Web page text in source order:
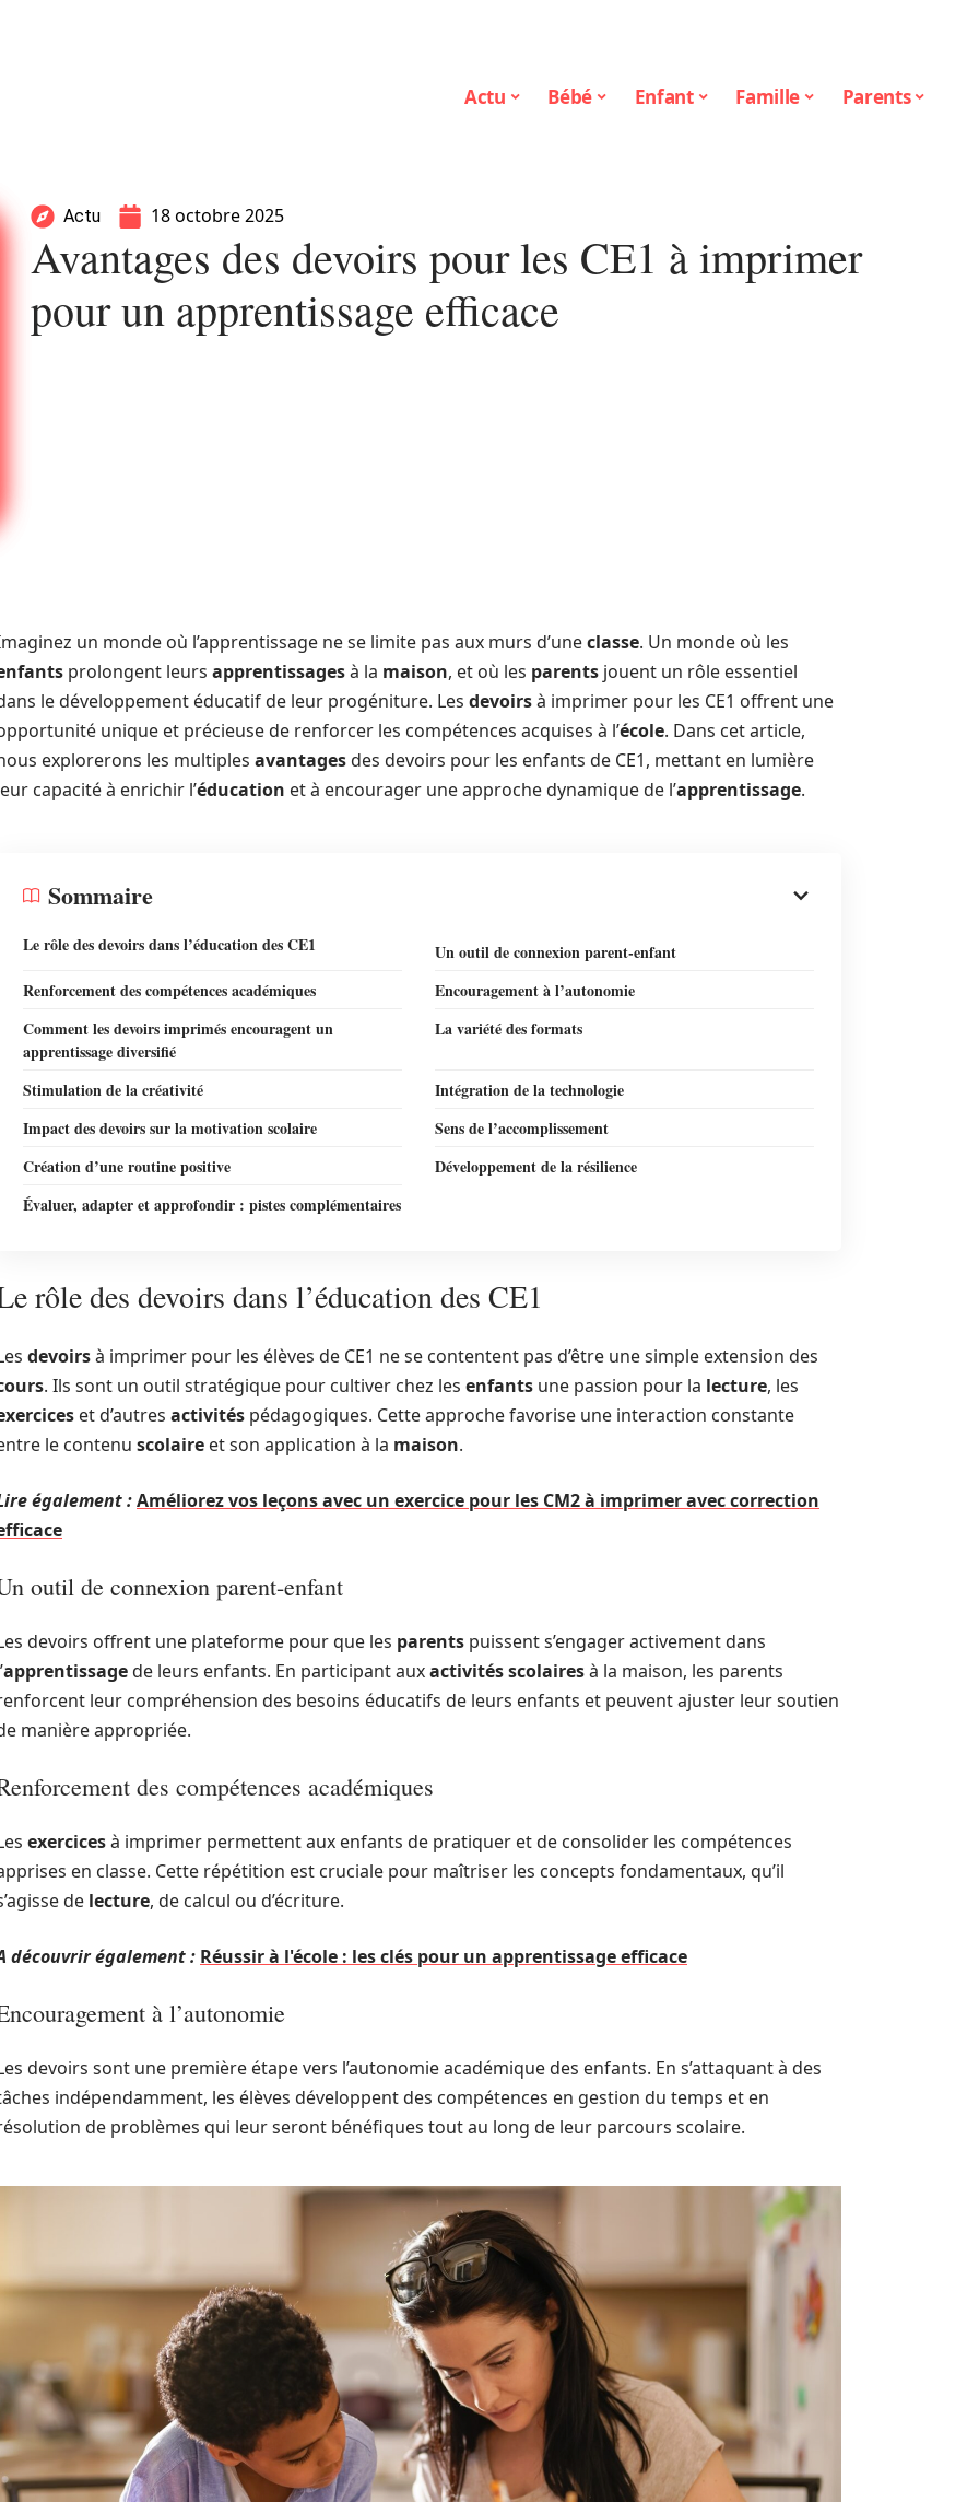
Actu Bébé Enfant Famille Parents
Actu 18 octobre 2025
Avantages des devoirs pour les CE1 à imprimer
pour un apprentissage efficace
un monde où l’apprentissage ne se limite pas aux murs d’uneclasse. Un monde où les
prolongent leurs apprentissagesà la maison, et où les parents jouent un rôle essentiel
le développement éducatif de leur progéniture. Les devoirsà imprimer pour les CE1 offrent une
unique et précieuse de renforcer les compétences acquises à l’école. Dans cet article,
explorerons les multiples avantagesdes devoirs pour les enfants de CE1, mettant en lumière
capacité à enrichir l’éducation et à encourager une approche dynamique de l’apprentissage.
Sommaire
Le rôle des devoirs dans l’éducation des CE1
Un outil de connexion parent-enfant
Renforcement des compétences académiques
Encouragement à l’autonomie
Comment les devoirs imprimés encouragent un
apprentissage diversifié
La variété des formats
Stimulation de la créativité
Intégration de la technologie
Impact des devoirs sur la motivation scolaire
Sens de l’accomplissement
Création d’une routine positive
Développement de la résilience
Évaluer, adapter et approfondir : pistes complémentaires
rôle des devoirs dans l’éducation des CE1
devoirsà imprimer pour les élèves de CE1 ne se contentent pas d’être une simple extension des
. Ils sont un outil stratégique pour cultiver chez les enfants une passion pour la lecture, les
et d’autres activités pédagogiques. Cette approche favorise une interaction constante
le contenu scolaire et son application à la maison.
également :Améliorez vos leçons avec un exercice pour les CM2 à imprimer avec correction
outil de connexion parent-enfant
devoirs offrent une plateforme pour que les parents puissent s’engager activement dans
apprentissagede leurs enfants. En participant auxactivités scolairesà la maison, les parents
leur compréhension des besoins éducatifs de leurs enfants et peuvent ajuster leur soutien
manière appropriée.
des compétences académiques
exercicesà imprimer permettent aux enfants de pratiquer et de consolider les compétences
en classe. Cette répétition est cruciale pour maîtriser les concepts fondamentaux, qu’il
de lecture, de calcul ou d’écriture.
découvrir également : Réussir à l'école : les clés pour un apprentissage efficace
à l’autonomie
devoirs sont une première étape vers l’autonomie académique des enfants. En s’attaquant à des
indépendamment, les élèves développent des compétences en gestion du temps et en
de problèmes qui leur seront bénéfiques tout au long de leur parcours scolaire.